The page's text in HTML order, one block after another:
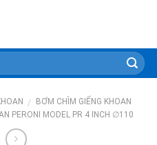
/
BƠM CHÌM GIẾNG KHOAN
PERONI MODEL PR 4 INCH ∅110